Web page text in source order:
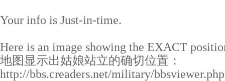
Your info is Just-in-time.
Here is an image showing the EXACT
地图显示出姑娘站立的确切位置：
http://bbs.creaders.net/military/